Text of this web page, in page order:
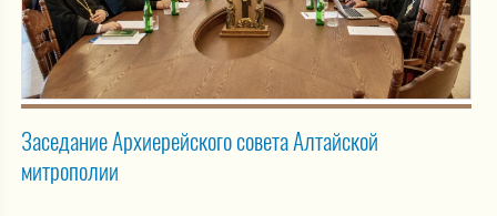
Заседание Архиерейского совета Алтайской
митрополии